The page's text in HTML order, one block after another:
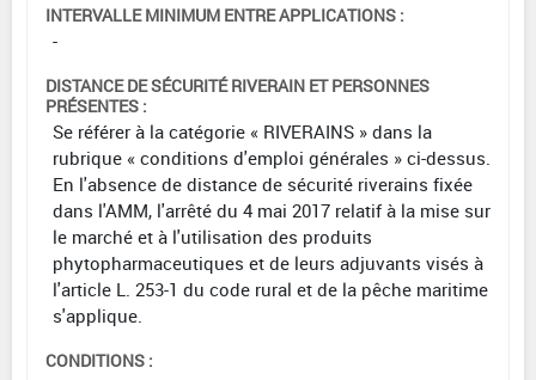
INTERVALLE MINIMUM ENTRE APPLICATIONS :
-
DISTANCE DE SÉCURITÉ RIVERAIN ET PERSONNES
PRÉSENTES :
Se référer à la catégorie « RIVERAINS » dans la
rubrique « conditions d'emploi générales » ci-dessus.
En l'absence de distance de sécurité riverains fixée
dans l'AMM, l'arrêté du 4 mai 2017 relatif à la mise sur
le marché et à l'utilisation des produits
phytopharmaceutiques et de leurs adjuvants visés à
l'article L. 253-1 du code rural et de la pêche maritime
s'applique.
CONDITIONS :